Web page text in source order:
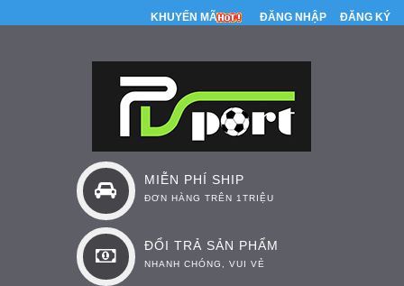
KHUYẾN MÃI ĐĂNG NHẬP ĐĂNG KÝ
MIỄN PHÍ SHIP
ĐƠN HÀNG TRÊN 1TRIỆU
ĐỔI TRẢ SẢN PHẨM
NHANH CHÓNG, VUI VẺ